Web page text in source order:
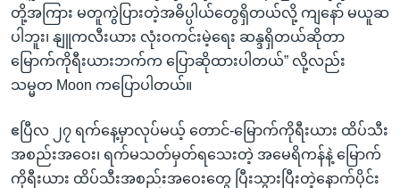
တို့အကြား မတူကွဲပြားတဲ့အဓိပ္ပါယ်တွေရှိတယ်လို့ ကျနော် မယူဆ
ပါဘူး၊ နျူကလီးယား လုံးဝကင်းမဲ့ရေး ဆန္ဒရှိတယ်ဆိုတာ
မြောက်ကိုရီးယားဘက်က ပြောဆိုထားပါတယ်” လို့လည်း
သမ္မတ Moon ကပြောပါတယ်။
ဧပြီလ ၂၇ ရက်နေ့မှာလုပ်မယ့် တောင်-မြောက်ကိုရီးယား ထိပ်သီး
အစည်းအဝေး၊ ရက်မသတ်မှတ်ရသေးတဲ့ အမေရိကန်နဲ့ မြောက်
ကိုရီးယား ထိပ်သီးအစည်းအဝေးတွေ ပြီးသွားပြီးတဲ့နောက်ပိုင်း